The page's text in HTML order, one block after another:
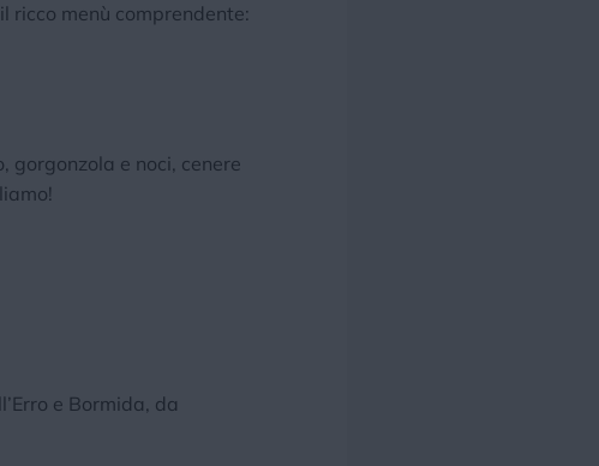
menù comprendente:
gorgonzola e noci, cenere
e Bormida, da